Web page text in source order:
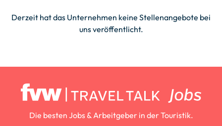
Derzeit hat das Unternehmen keine Stellenangebote bei
uns veröffentlicht.
Die besten Jobs & Arbeitgeber in der Touristik.